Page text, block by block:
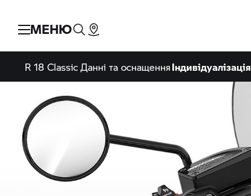
МЕНЮ
R 18 ClassicДанні та оснащенняІндивідуалізація